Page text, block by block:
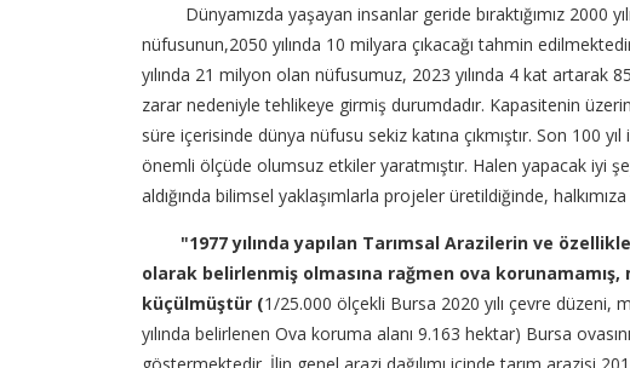
Dünyamızda yaşayan insanlar geride bıraktığımız 2000
nüfusunun,2050 yılında 10 milyara çıkacağı tahmin
yılında 21 milyon olan nüfusumuz, 2023 yılında 4 kat artarak
zarar nedeniyle tehlikeye girmiş durumdadır. Kapasitenin
süre içerisinde dünya nüfusu sekiz katına çıkmıştır. Son 100
önemli ölçüde olumsuz etkiler yaratmıştır. Halen yapacak iyi
aldığında bilimsel yaklaşımlarla projeler üretildiğinde,
"1977 yılında yapılan Tarımsal Arazilerin ve
olarak belirlenmiş olmasına rağmen ova
küçülmüştür (1/25.000 ölçekli Bursa 2020 yılı çevre düzeni,
yılında belirlenen Ova koruma alanı 9.163 hektar) Bursa
göstermektedir. İlin genel arazi dağılımı içinde tarım arazisi